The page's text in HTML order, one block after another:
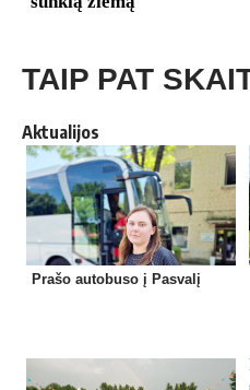
TAIP PAT
Aktualijos
Prašo autobuso į Pasvalį